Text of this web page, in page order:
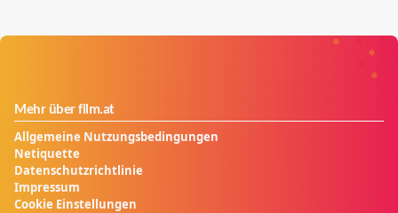
Mehr über film.at
Allgemeine Nutzungsbedingungen
Netiquette
Datenschutzrichtlinie
Impressum
Cookie Einstellungen